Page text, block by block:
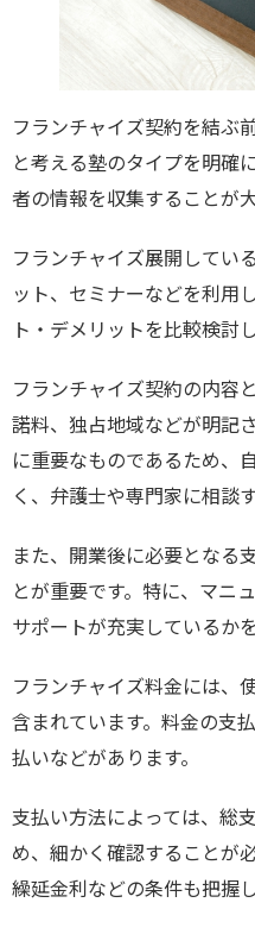
フランチャイズ契約を結ぶ
と考える塾のタイプを明確
者の情報を収集することが大
フランチャイズ展開してい
ット、セミナーなどを利用
ト・デメリットを比較検討
フランチャイズ契約の内容
諾料、独占地域などが明記
に重要なものであるため、
く、弁護士や専門家に相談
また、開業後に必要となる
とが重要です。特に、マニ
サポートが充実しているか
フランチャイズ料金には、
含まれています。料金の支
払いなどがあります。
支払い方法によっては、総
め、細かく確認することが
繰延金利などの条件も把握